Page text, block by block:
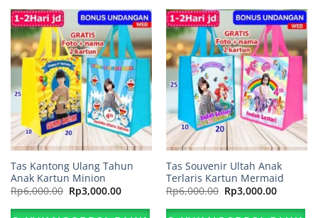
Tas Kantong Ulang Tahun
Anak Kartun Minion
Rp6,000.00 Harga
aslinya
adalah:
Rp3,000.00Harga
ini
Tas Souvenir Ultah Anak
Terlaris Kartun Mermaid
Rp6,000.00 Harga
aslinya
adalah:
Rp3,000.00Harga
ini